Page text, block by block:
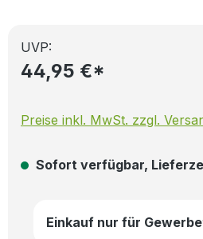
UVP:
44,95 €*
Preise inkl. MwSt. zzgl.
Sofort verfügbar,
Einkauf nur für